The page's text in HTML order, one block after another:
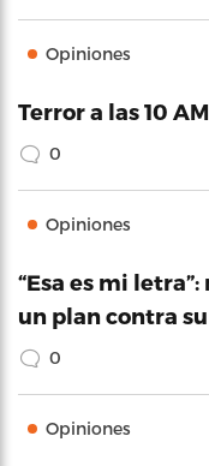
Opiniones
Terror a las 10 AM
0
Opiniones
“Esa es mi
un plan contra
0
Opiniones